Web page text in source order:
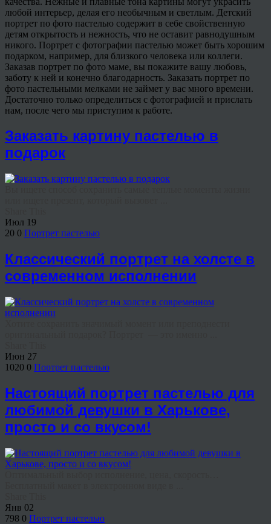
любой интерьер, делая его необычным и светлым. Детский
портрет по фото пастелью содержит в себе свойственную
детям открытость и нежность, что не оставит равнодушным
никого. Портрет с фотографии пастелью может быть хорошим
подарком, например, для близкого человека или коллеги.
Заказав портрет по фото маме, вы покажите вашу любовь,
заботу к ней и конечно благодарность. Заказать портрет по
фото пастельными мелками не займет у вас много времени.
Достаточно только определиться с фотографией и прислать
нам, после чего мы приступим к работе.
Заказать картину пастелью в
подарок
Июл 19
20 0 Портрет пастелью
Классический портрет на холсте в
современном исполнении
Июн 27
1020 0 Портрет пастелью
Настоящий портрет пастелью для
любимой девушки в Харькове,
просто и со вкусом!
Янв 02
798 0 Портрет пастелью